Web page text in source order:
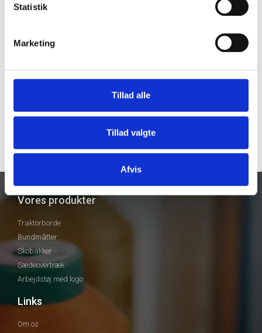
Statistik
Marketing
Tillad alle
Tillad valgte
Afvis
Vores produkter
Traktorborde
Bundmåtter
Skobakker
Sædeovertræk
Arbejdstøj med logo
Links
Om os